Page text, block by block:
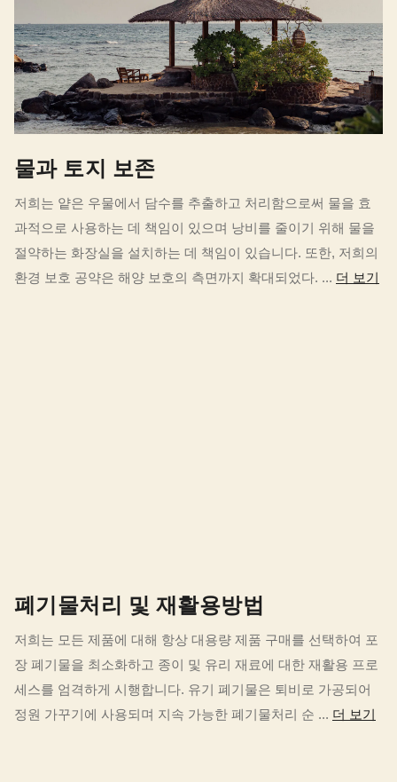
물과 토지 보존
저희는 얕은 우물에서 담수를 추출하고 처리함으로써 물을 효
과적으로 사용하는 데 책임이 있으며 낭비를 줄이기 위해 물을
절약하는 화장실을 설치하는 데 책임이 있습니다. 또한, 저희의
환경 보호 공약은 해양 보호의 측면까지 확대되었다. ... 더 보기
폐기물처리 및 재활용방법
저희는 모든 제품에 대해 항상 대용량 제품 구매를 선택하여 포
장 폐기물을 최소화하고 종이 및 유리 재료에 대한 재활용 프로
세스를 엄격하게 시행합니다. 유기 폐기물은 퇴비로 가공되어
정원 가꾸기에 사용되며 지속 가능한 폐기물처리 순 ... 더 보기